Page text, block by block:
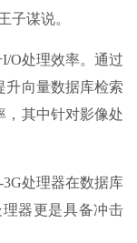
子谋说。
O处理效率。通过
升向量数据库检索
，其中针对影像处
处理器在数据库
器更是具备冲击